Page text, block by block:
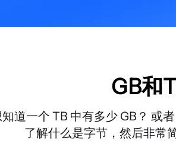
GB和
道一个 TB 中有多少 GB？ 或
了解什么是字节，然后非常